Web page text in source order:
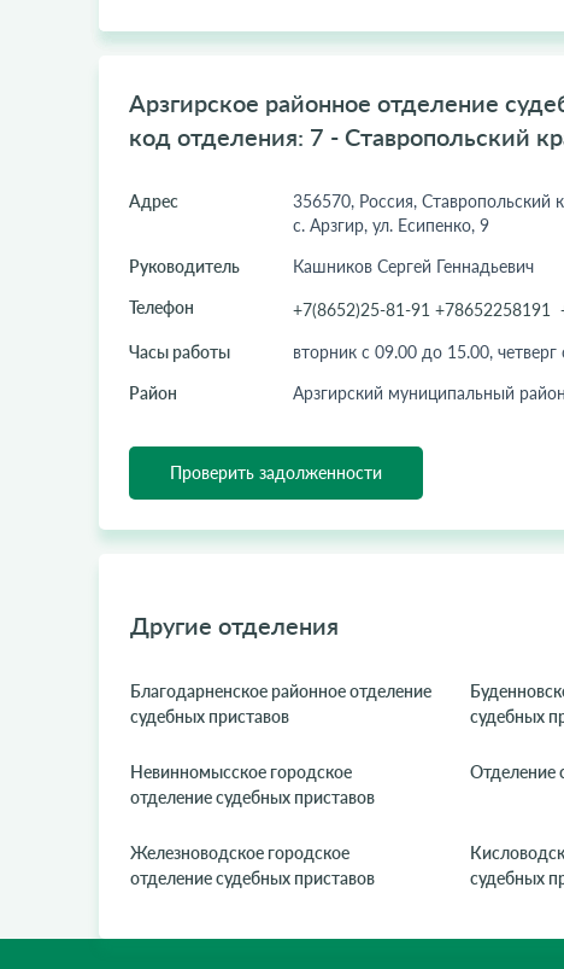
Арзгирское районное отделение
код отделения: 7 - Ставропольский
Адрес
356570, Россия, Ставропольский
с. Арзгир, ул. Есипенко, 9
Руководитель
Кашников Сергей Геннадьевич
Телефон
+7(8652)25-81-91 +78652258191
Часы работы
вторник с 09.00 до 15.00,
Район
Арзгирский муниципальный район
Проверить задолженности
Другие отделения
Благодарненское районное отделение
судебных приставов
судебных
Невинномысское городское
отделение судебных приставов
Отделение
Железноводское городское
отделение судебных приставов
судебных